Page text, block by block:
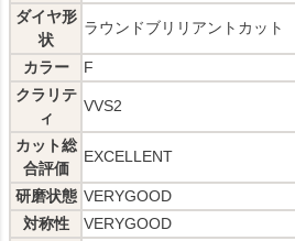
ダイヤ形
状
ラウンドブリリアントカット
カラー
F
クラリテ
ィ
VVS2
カット総
合評価
EXCELLENT
研磨状態 VERYGOOD
対称性
VERYGOOD